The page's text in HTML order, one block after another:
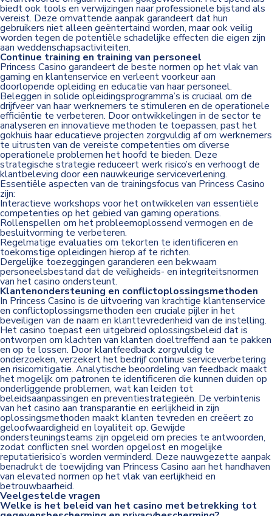
biedt ook tools en verwijzingen naar professionele bijstand als
vereist. Deze omvattende aanpak garandeert dat hun
gebruikers niet alleen geëntertaind worden, maar ook veilig
worden tegen de potentiële schadelijke effecten die eigen zijn
aan weddenschapsactiviteiten.
Continue training en training van personeel
Princess Casino garandeert de beste normen op het vlak van
gaming en klantenservice en verleent voorkeur aan
doorlopende opleiding en educatie van haar personeel.
Beleggen in solide opleidingsprogramma’s is cruciaal om de
drijfveer van haar werknemers te stimuleren en de operationele
efficiëntie te verbeteren. Door ontwikkelingen in de sector te
analyseren en innovatieve methoden te toepassen, past het
gokhuis haar educatieve projecten zorgvuldig af om werknemers
te uitrusten van de vereiste competenties om diverse
operationele problemen het hoofd te bieden. Deze
strategische strategie reduceert werk risico’s en verhoogt de
klantbeleving door een nauwkeurige serviceverlening.
Essentiële aspecten van de trainingsfocus van Princess Casino
zijn:
Interactieve workshops voor het ontwikkelen van essentiële
competenties op het gebied van gaming operations.
Rollenspellen om het probleemoplossend vermogen en de
besluitvorming te verbeteren.
Regelmatige evaluaties om tekorten te identificeren en
toekomstige opleidingen hierop af te richten.
Dergelijke toezeggingen garanderen een bekwaam
personeelsbestand dat de veiligheids- en integriteitsnormen
van het casino ondersteunt.
Klantenondersteuning en conflictoplossingsmethoden
In Princess Casino is de uitvoering van krachtige klantenservice
en conflictoplossingsmethoden een cruciale pijler in het
beveiligen van de naam en klanttevredenheid van de instelling.
Het casino toepast een uitgebreid oplossingsbeleid dat is
ontworpen om klachten van klanten doeltreffend aan te pakken
en op te lossen. Door klantfeedback zorgvuldig te
onderzoeken, verzekert het bedrijf continue serviceverbetering
en risicomitigatie. Analytische beoordeling van feedback maakt
het mogelijk om patronen te identificeren die kunnen duiden op
onderliggende problemen, wat kan leiden tot
beleidsaanpassingen en preventiestrategieën. De verbintenis
van het casino aan transparantie en eerlijkheid in zijn
oplossingsmethoden maakt klanten tevreden en creëert zo
geloofwaardigheid en loyaliteit op. Gewijde
ondersteuningsteams zijn opgeleid om precies te antwoorden,
zodat conflicten snel worden opgelost en mogelijke
reputatierisico’s worden verminderd. Deze nauwgezette aanpak
benadrukt de toewijding van Princess Casino aan het handhaven
van elevated normen op het vlak van eerlijkheid en
betrouwbaarheid.
Veelgestelde vragen
Welke is het beleid van het casino met betrekking tot